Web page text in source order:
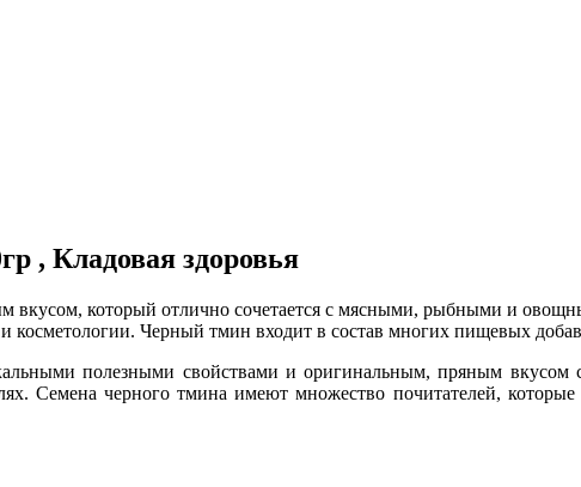
, Кладовая здоровья
вкусом, который отлично сочетается с мясными, рыбными и
косметологии. Черный тмин входит в состав многих пищевых
полезными свойствами и оригинальным, пряным вкусом
Семена черного тмина имеют множество почитателей,